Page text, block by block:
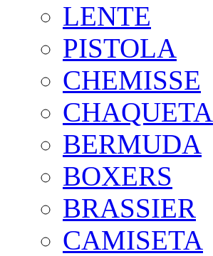
LENTE
PISTOLA
CHEMISSE
CHAQUETA
BERMUDA
BOXERS
BRASSIER
CAMISETA